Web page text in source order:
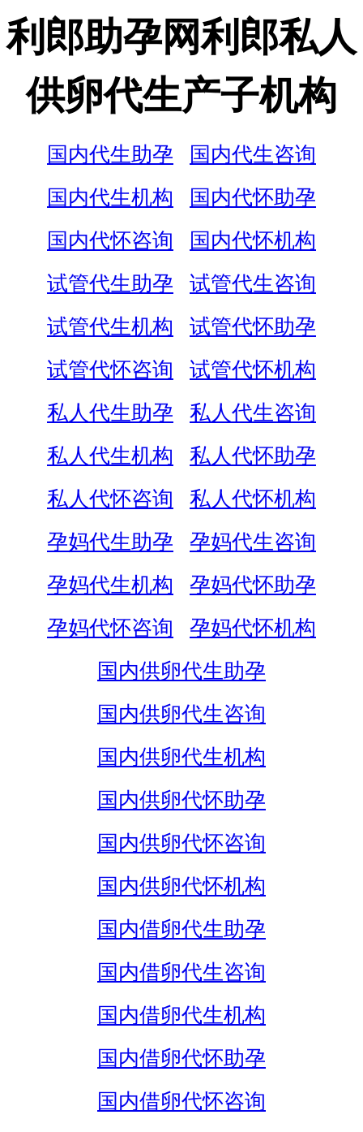
利郎助孕网利郎私人
供卵代生产子机构
国内代生助孕
国内代生咨询
国内代生机构
国内代怀助孕
国内代怀咨询
国内代怀机构
试管代生助孕
试管代生咨询
试管代生机构
试管代怀助孕
试管代怀咨询
试管代怀机构
私人代生助孕
私人代生咨询
私人代生机构
私人代怀助孕
私人代怀咨询
私人代怀机构
孕妈代生助孕
孕妈代生咨询
孕妈代生机构
孕妈代怀助孕
孕妈代怀咨询
孕妈代怀机构
国内供卵代生助孕
国内供卵代生咨询
国内供卵代生机构
国内供卵代怀助孕
国内供卵代怀咨询
国内供卵代怀机构
国内借卵代生助孕
国内借卵代生咨询
国内借卵代生机构
国内借卵代怀助孕
国内借卵代怀咨询